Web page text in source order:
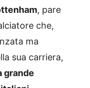
, pare
che,
ma
sua carriera,
grande